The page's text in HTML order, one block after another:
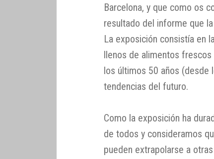
Barcelona, y que como os
resultado del informe que
La exposición consistía en
llenos de alimentos
los últimos 50 años
tendencias del futuro.
Como la exposición ha
de todos y consideramos
pueden extrapolarse a